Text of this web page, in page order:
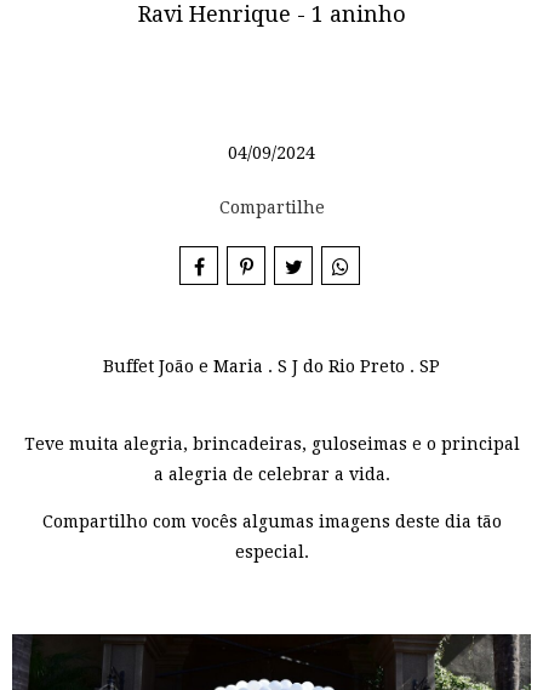
Ravi Henrique - 1 aninho
04/09/2024
Compartilhe
Buffet João e Maria . S J do Rio Preto . SP
Teve muita alegria, brincadeiras, guloseimas e o principal
a alegria de celebrar a vida.
Compartilho com vocês algumas imagens deste dia tão
especial.